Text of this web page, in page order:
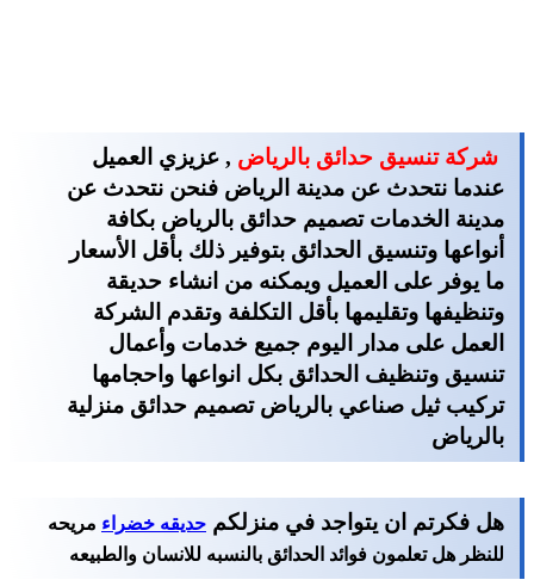
شركة تنسيق حدائق بالرياض , عزيزي العميل
عندما نتحدث عن مدينة الرياض فنحن نتحدث عن
مدينة الخدمات تصميم حدائق بالرياض بكافة
أنواعها وتنسيق الحدائق بتوفير ذلك بأقل الأسعار
ما يوفر على العميل ويمكنه من انشاء حديقة
وتنظيفها وتقليمها بأقل التكلفة وتقدم الشركة
العمل على مدار اليوم جميع خدمات وأعمال
تنسيق وتنظيف الحدائق بكل انواعها واحجامها
تركيب ثيل صناعي بالرياض تصميم حدائق منزلية
بالرياض
هل فكرتم ان يتواجد في منزلكم حديقه خضراء مريحه
للنظر هل تعلمون فوائد الحدائق بالنسبه للانسان والطبيعه